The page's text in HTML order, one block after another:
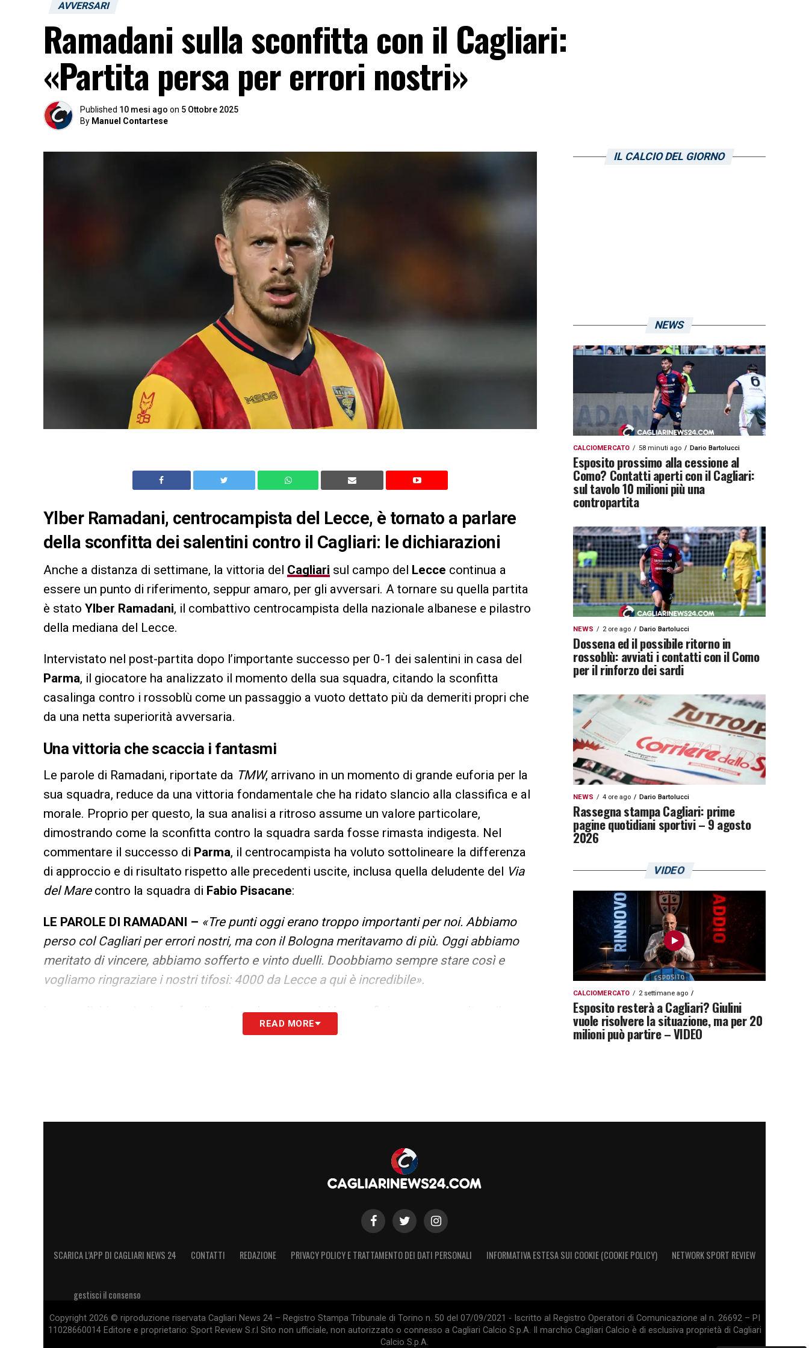
AVVERSARI
Ramadani sulla sconfitta con il Cagliari:
«Partita persa per errori nostri»
Published 10 mesi ago on 5 Ottobre 2025
By Manuel Contartese
Ylber Ramadani, centrocampista del Lecce, è tornato a parlare
della sconfitta dei salentini contro il Cagliari: le dichiarazioni
Anche a distanza di settimane, la vittoria del Cagliari sul campo del Lecce continua a
essere un punto di riferimento, seppur amaro, per gli avversari. A tornare su quella partita
è stato Ylber Ramadani, il combattivo centrocampista della nazionale albanese e pilastro
della mediana del Lecce.
Intervistato nel post-partita dopo l’importante successo per 0-1 dei salentini in casa del
Parma, il giocatore ha analizzato il momento della sua squadra, citando la sconfitta
casalinga contro i rossoblù come un passaggio a vuoto dettato più da demeriti propri che
da una netta superiorità avversaria.
Una vittoria che scaccia i fantasmi
Le parole di Ramadani, riportate da TMW, arrivano in un momento di grande euforia per la
sua squadra, reduce da una vittoria fondamentale che ha ridato slancio alla classifica e al
morale. Proprio per questo, la sua analisi a ritroso assume un valore particolare,
dimostrando come la sconfitta contro la squadra sarda fosse rimasta indigesta. Nel
commentare il successo di Parma, il centrocampista ha voluto sottolineare la differenza
di approccio e di risultato rispetto alle precedenti uscite, inclusa quella deludente del Via
del Marecontro la squadra di Fabio Pisacane:
LE PAROLE DI RAMADANI – «Tre punti oggi erano troppo importanti per noi. Abbiamo
perso col Cagliari per errori nostri, ma con il Bologna meritavamo di più. Oggi abbiamo
meritato di vincere, abbiamo sofferto e vinto duelli. Doobbiamo sempre stare così e
vogliamo ringraziare i nostri tifosi: 4000 da Lecce a qui è incredibile».
Le sue dichiarazioni, pur focalizzate sul presente delLecce
valore della vittoria esterna ottenuta dai rossoblù nella quarta giornata di
LE ULTIME NOTIZIE SUL CAGLIARI
READ MORE
IL CALCIO DEL GIORNO
NEWS
CALCIOMERCATO 58 minuti ago Dario Bartolucci
Esposito prossimo alla cessione al
Como? Contatti aperti con il Cagliari:
sul tavolo 10 milioni più una
contropartita
NEWS 2 ore ago Dario Bartolucci
Dossena ed il possibile ritorno in
rossoblù: avviati i contatti con il Como
per il rinforzo dei sardi
NEWS 4 ore ago Dario Bartolucci
Rassegna stampa Cagliari: prime
pagine quotidiani sportivi – 9 agosto
2026
VIDEO
CALCIOMERCATO 2 settimane ago
Esposito resterà a Cagliari? Giulini
vuole risolvere la situazione, ma per 20
milioni può partire – VIDEO
SCARICA L’APP DI CAGLIARI NEWS 24 CONTATTI REDAZIONE PRIVACY POLICY E TRATTAMENTO DEI DATI PERSONALI INFORMATIVA ESTESA SUI COOKIE (COOKIE POLICY) NETWORK SPORT REVIEW
gestisci il consenso
Copyright 2026 © riproduzione riservata Cagliari News 24 – Registro Stampa Tribunale di Torino n. 50 del 07/09/2021 - Iscritto al Registro Operatori di Comunicazione al n. 26692 – PI
11028660014 Editore e proprietario: Sport Review S.r.l Sito non ufficiale, non autorizzato o connesso a Cagliari Calcio S.p.A. Il marchio Cagliari Calcio è di esclusiva proprietà di Cagliari
Calcio S.p.A.